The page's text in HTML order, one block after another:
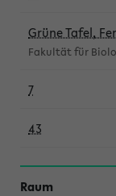
Grüne Tafel,
Fakultät für
7
43